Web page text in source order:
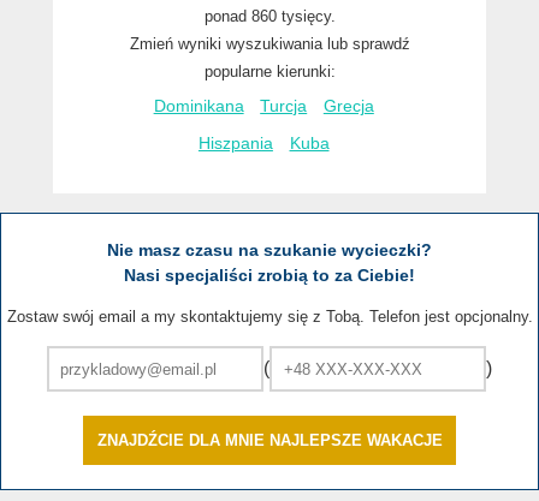
ponad 860 tysięcy.
Zmień wyniki wyszukiwania lub sprawdź
popularne kierunki:
Dominikana
Turcja Grecja
Hiszpania Kuba
Nie masz czasu na szukanie wycieczki?
Nasi specjaliści zrobią to za Ciebie!
Zostaw swój email a my skontaktujemy się z Tobą. Telefon jest opcjonalny.
( )
ZNAJDŹCIE DLA MNIE NAJLEPSZE WAKACJE